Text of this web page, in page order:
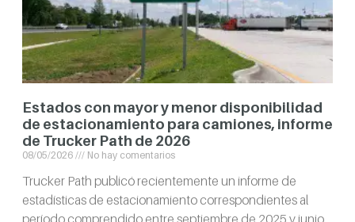
Estados con mayor y menor disponibilidad
de estacionamiento para camiones, informe
de Trucker Path de 2026
08/05/2026 No hay comentarios
Trucker Path publicó recientemente un informe de
estadísticas de estacionamiento correspondientes al